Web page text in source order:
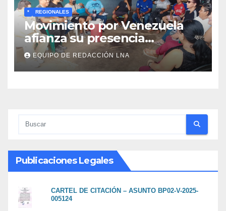
* REGIONALES
Movimiento por Venezuela
afianza su presencia
comunitaria en La Ponderosa
y otras comunidades de
Anzoátegui
EQUIPO DE REDACCIÓN LNA
Publicaciones Legales
CARTEL DE CITACIÓN – ASUNTO BP02-V-2025-
005124